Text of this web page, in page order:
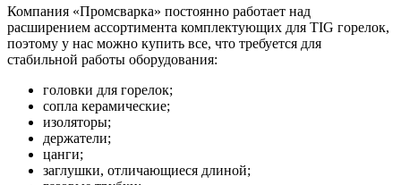
Компания «Промсварка» постоянно работает над
расширением ассортимента комплектующих для TIG горелок,
поэтому у нас можно купить все, что требуется для
стабильной работы оборудования:
головки для горелок;
сопла керамические;
изоляторы;
держатели;
цанги;
заглушки, отличающиеся длиной;